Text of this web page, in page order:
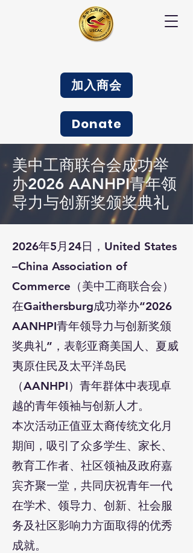
Donate
加入商会
美中工商联合会成功举
办2026 AANHPI青年领
导力与创新奖颁奖典礼
2026年5月24日，United States
–China Association of
Commerce（美中工商联合会）
在Gaithersburg成功举办“2026
AANHPI青年领导力与创新奖颁
奖典礼”，表彰亚裔美国人、夏威
夷原住民及太平洋岛民
（AANHPI）青年群体中表现卓
越的青年领袖与创新人才。
本次活动正值亚太裔传统文化月
期间，吸引了众多学生、家长、
教育工作者、社区领袖及政府嘉
宾齐聚一堂，共同庆祝青年一代
在学术、领导力、创新、社会服
务及社区影响力方面取得的优秀
成就。